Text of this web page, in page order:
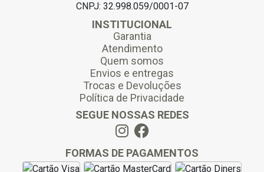
CNPJ: 32.998.059/0001-07
INSTITUCIONAL
Garantia
Atendimento
Quem somos
Envios e entregas
Trocas e Devoluções
Política de Privacidade
SEGUE NOSSAS REDES
FORMAS DE PAGAMENTOS